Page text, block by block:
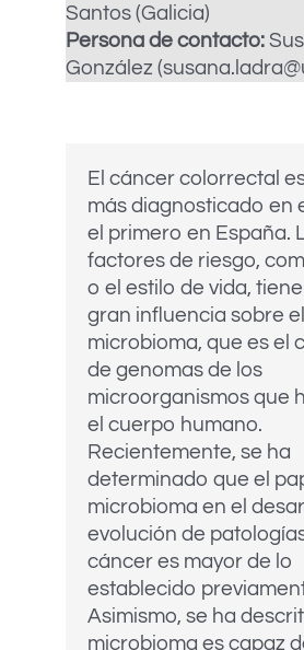
Santos (Galicia)
Persona de contacto:
González
El cáncer colorrectal
más diagnosticado en
el primero en España.
factores de riesgo,
o el estilo de vida,
gran influencia sobre el
microbioma, que es el
de genomas de los
microorganismos que
el cuerpo humano.
Recientemente, se ha
determinado que el
microbioma en el
evolución de
cáncer es mayor de lo
establecido
Asimismo, se ha
microbioma es capaz